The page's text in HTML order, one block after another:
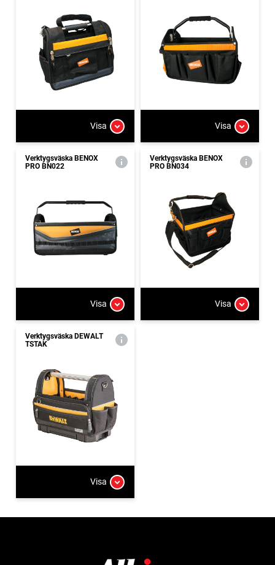
Visa Visa
Verktygsväska BENOX
PRO BN022
Visa
Verktygsväska BENOX
PRO BN034
Visa
Verktygsväska DEWALT
TSTAK
Visa